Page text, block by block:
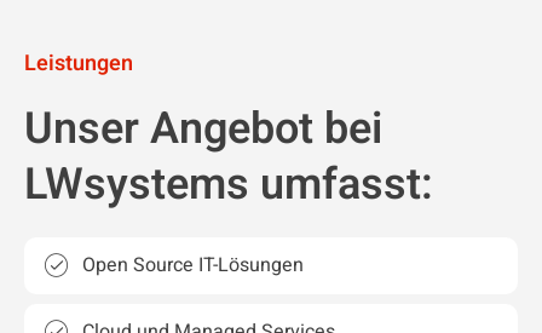
Leistungen
Unser Angebot bei
LWsystems umfasst:
Open Source IT-Lösungen